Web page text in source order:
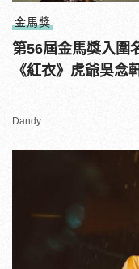
金馬獎
第56屆金馬獎入圍
《紅衣》虎爺吳念
Dandy